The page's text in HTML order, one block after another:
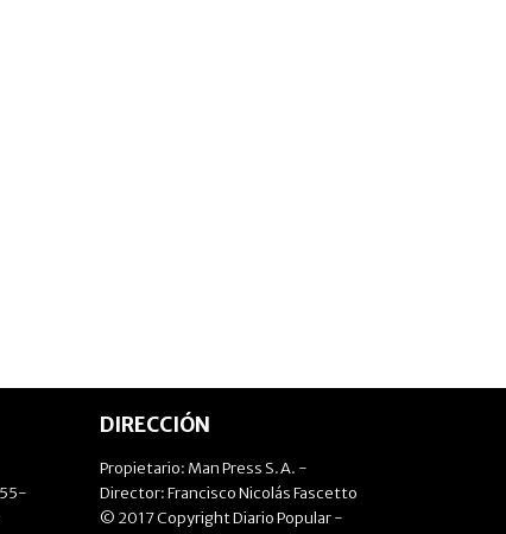
DIRECCIÓN
Propietario: Man Press S.A. -
Director: Francisco Nicolás Fascetto
© 2017 Copyright Diario Popular -